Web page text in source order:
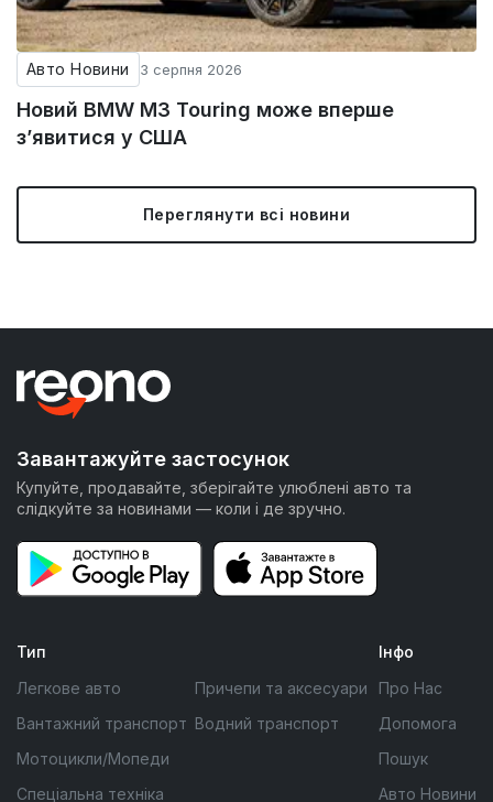
Авто Новини 3 серпня 2026
Новий BMW M3 Touring може вперше
з’явитися у США
Переглянути всі новини
Завантажуйте застосунок
Купуйте, продавайте, зберігайте улюблені авто та
слідкуйте за новинами — коли і де зручно.
Тип
Легкове авто
Вантажний транспорт
Мотоцикли/Мопеди
Спеціальна техніка
Причепи та аксесуари
Водний транспорт
Інфо
Про Нас
Допомога
Пошук
Авто Новини